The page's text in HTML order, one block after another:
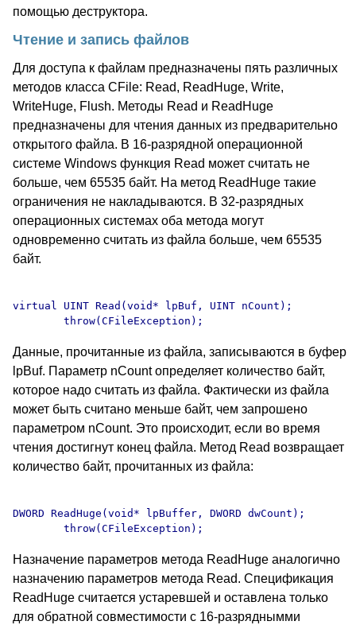
помощью деструктора.
Чтение и запись файлов
Для доступа к файлам предназначены пять различных
методов класса CFile: Read, ReadHuge, Write,
WriteHuge, Flush. Методы Read и ReadHuge
предназначены для чтения данных из предварительно
открытого файла. В 16-разрядной операционной
системе Windows функция Read может считать не
больше, чем 65535 байт. На метод ReadHuge такие
ограничения не накладываются. В 32-разрядных
операционных системах оба метода могут
одновременно считать из файла больше, чем 65535
байт.
virtual UINT Read(void* lpBuf, UINT nCount);
Данные, прочитанные из файла, записываются в буфер
lpBuf. Параметр nCount определяет количество байт,
которое надо считать из файла. Фактически из файла
может быть считано меньше байт, чем запрошено
параметром nCount. Это происходит, если во время
чтения достигнут конец файла. Метод Read возвращает
количество байт, прочитанных из файла:
DWORD ReadHuge(void* lpBuffer, DWORD dwCount);
Назначение параметров метода ReadHuge аналогично
назначению параметров метода Read. Спецификация
ReadHuge считается устаревшей и оставлена только
для обратной совместимости с 16-разряднымми